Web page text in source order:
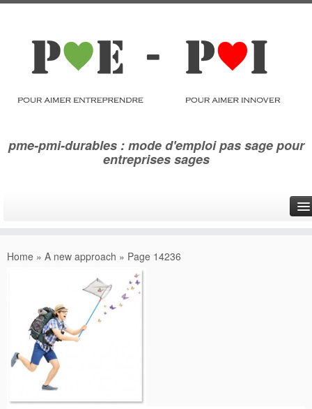
pme-pmi-durables : mode d'emploi pas sage pour
entreprises sages
Se réinventer
Photoglyphes
Sac de Mary Popin’s
Home » A new approach » Page 14236